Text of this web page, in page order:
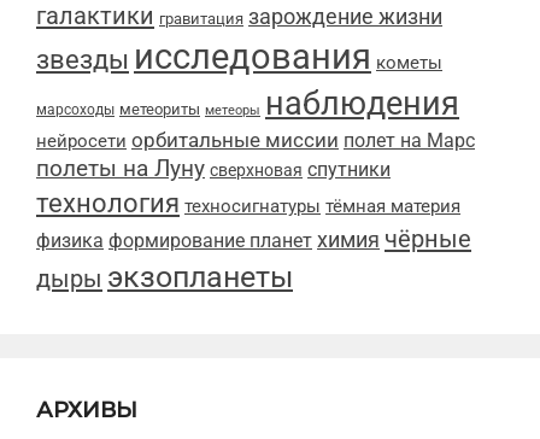
галактики гравитация зарождение жизни
звезды исследования кометы
марсоходы метеориты метеоры наблюдения
нейросети орбитальные миссии полет на Марс
полеты на Луну сверхновая спутники
технология техносигнатуры тёмная материя
физика формирование планет химия чёрные
дыры экзопланеты
АРХИВЫ